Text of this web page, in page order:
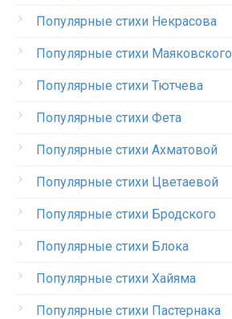
Популярные стихи Некрасова
Популярные стихи Маяковского
Популярные стихи Тютчева
Популярные стихи Фета
Популярные стихи Ахматовой
Популярные стихи Цветаевой
Популярные стихи Бродского
Популярные стихи Блока
Популярные стихи Хайяма
Популярные стихи Пастернака